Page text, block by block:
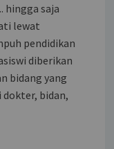
hingga saja
lewat
pendidikan
diberikan
bidang yang
dokter, bidan,